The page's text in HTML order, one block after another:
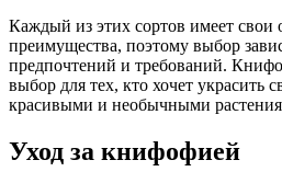
Каждый из этих сортов имеет свои
преимущества, поэтому выбор
предпочтений и требований.
выбор для тех, кто хочет украсить
красивыми и необычными
Уход за книфофией